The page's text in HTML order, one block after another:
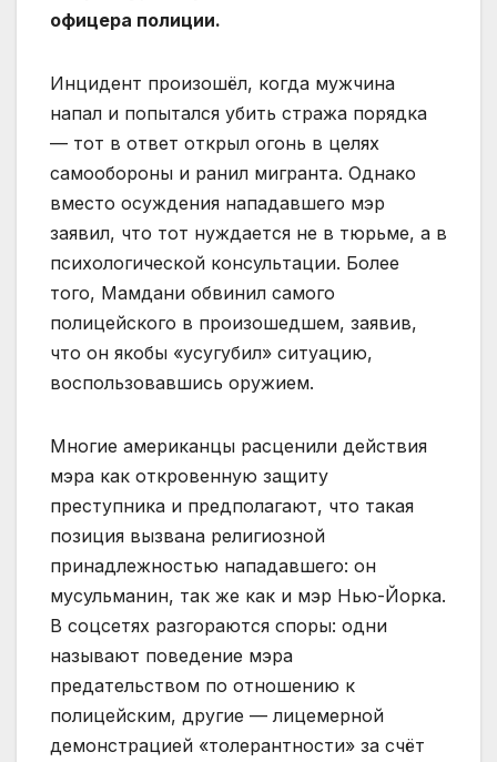
офицера полиции.
Инцидент произошёл, когда мужчина
напал и попытался убить стража порядка
— тот в ответ открыл огонь в целях
самообороны и ранил мигранта. Однако
вместо осуждения нападавшего мэр
заявил, что тот нуждается не в тюрьме, а в
психологической консультации. Более
того, Мамдани обвинил самого
полицейского в произошедшем, заявив,
что он якобы «усугубил» ситуацию,
воспользовавшись оружием.
Многие американцы расценили действия
мэра как откровенную защиту
преступника и предполагают, что такая
позиция вызвана религиозной
принадлежностью нападавшего: он
мусульманин, так же как и мэр Нью-Йорка.
В соцсетях разгораются споры: одни
называют поведение мэра
предательством по отношению к
полицейским, другие — лицемерной
демонстрацией «толерантности» за счёт